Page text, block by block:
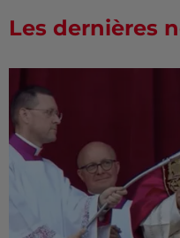
Les dernières